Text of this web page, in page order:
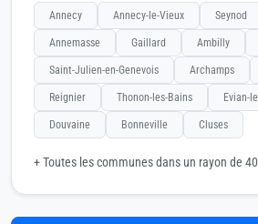
Annecy Annecy-le-Vieux Seynod
Annemasse Gaillard Ambilly
Saint-Julien-en-Genevois Archamps
Reignier Thonon-les-Bains Evian-
Douvaine Bonneville Cluses
+ Toutes les communes dans un rayon de